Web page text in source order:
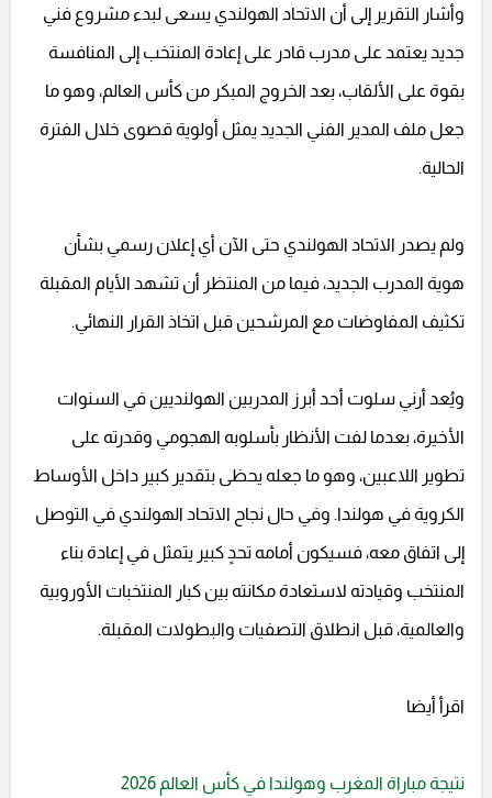
وأشار التقرير إلى أن الاتحاد الهولندي يسعى لبدء مشروع فني
جديد يعتمد على مدرب قادر على إعادة المنتخب إلى المنافسة
بقوة على الألقاب، بعد الخروج المبكر من كأس العالم، وهو ما
جعل ملف المدير الفني الجديد يمثل أولوية قصوى خلال الفترة
الحالية.
ولم يصدر الاتحاد الهولندي حتى الآن أي إعلان رسمي بشأن
هوية المدرب الجديد، فيما من المنتظر أن تشهد الأيام المقبلة
تكثيف المفاوضات مع المرشحين قبل اتخاذ القرار النهائي.
ويُعد أرني سلوت أحد أبرز المدربين الهولنديين في السنوات
الأخيرة، بعدما لفت الأنظار بأسلوبه الهجومي وقدرته على
تطوير اللاعبين، وهو ما جعله يحظى بتقدير كبير داخل الأوساط
الكروية في هولندا. وفي حال نجاح الاتحاد الهولندي في التوصل
إلى اتفاق معه، فسيكون أمامه تحدٍ كبير يتمثل في إعادة بناء
المنتخب وقيادته لاستعادة مكانته بين كبار المنتخبات الأوروبية
والعالمية، قبل انطلاق التصفيات والبطولات المقبلة.
اقرأ أيضا
نتيجة مباراة المغرب وهولندا في كأس العالم 2026